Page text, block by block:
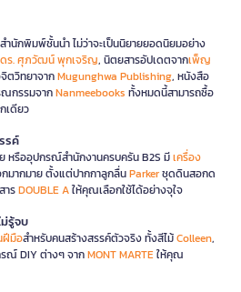
ำนักพิมพ์ชั้นนำ ไม่ว่าจะเป็นนิยายยอดนิยมอย่าง
ดร. ศุภวัฒน์ พุกเจริญ, นิตยสารอัปเดตจากเพ็ญ
ตวิทยาจากMugunghwa Publishing, หนังสือ
ณกรรมจากNanmeebooks ทั้งหมดนี้สามารถซื้อ
เดียว
รค์
หรืออุปกรณ์สำนักงานครบครัน B2S มีเครื่อง
กมากมาย ตั้งแต่ปากกาลูกลื่นParkerชุดดินสอกด
ารDOUBLE Aให้คุณเลือกใช้ได้อย่างจุใจ
รู้จบ
ฝีมือสำหรับคนสร้างสรรค์ตัวจริง ทั้งสีไม้Colleen,
ณ์ DIY ต่างๆ จากMONT MARTEให้คุณ